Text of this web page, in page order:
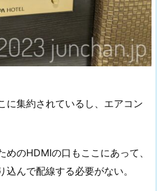
に集約されているし、エアコン
のHDMIの口もここにあって、
んで配線する必要がない。